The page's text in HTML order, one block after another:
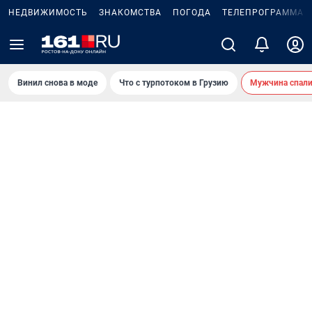
НЕДВИЖИМОСТЬ ЗНАКОМСТВА ПОГОДА ТЕЛЕПРОГРАММА
Винил снова в моде Что с турпотоком в Грузию Мужчина